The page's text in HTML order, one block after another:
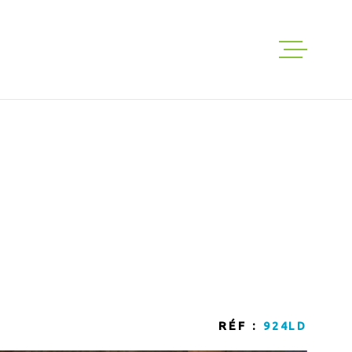
NOS VENTES
RÉF : 924LD